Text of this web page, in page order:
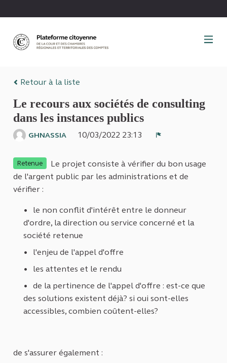
Retour à la liste
Le recours aux sociétés de consulting
dans les instances publics
GHNASSIA
10/03/2022 23:13
Retenue
Le projet consiste à vérifier du bon usage
de l'argent public par les administrations et de
vérifier :
le non conflit d'intérêt entre le donneur
d'ordre, la direction ou service concerné et la
société retenue
l'enjeu de l'appel d'offre
les attentes et le rendu
de la pertinence de l'appel d'offre : est-ce que
des solutions existent déjà? si oui sont-elles
accessibles, combien coûtent-elles?
de s'assurer également :